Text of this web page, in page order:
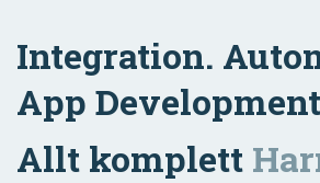
Integration.
App
Allt komplett